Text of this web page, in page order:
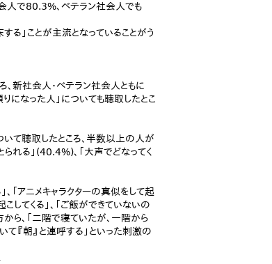
人で80.3%、ベテラン社会人でも
」ことが主流となっていることがう
、新社会人・ベテラン社会人ともに
りになった人」についても聴取したとこ
いて聴取したところ、半数以上の人が
れる」(40.4%)、「大声でどなってく
「アニメキャラクターの真似をして起
してくる」、「ご飯ができていないの
ら、「二階で寝ていたが、一階から
て『朝』と連呼する」といった刺激の